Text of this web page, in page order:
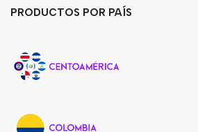
PRODUCTOS POR PAÍS